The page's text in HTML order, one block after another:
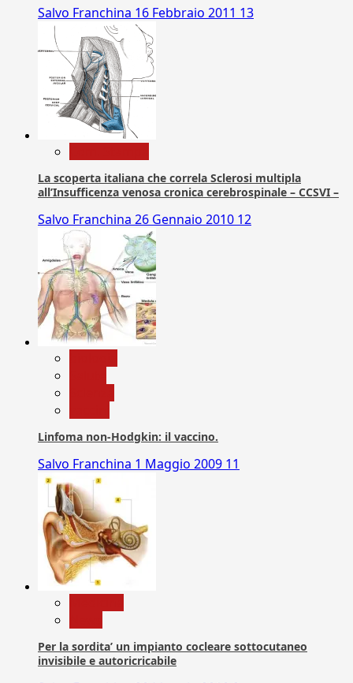
Salvo Franchina 16 Febbraio 2011 13
La scoperta italiana che correla Sclerosi multipla
all’Insufficenza venosa cronica cerebrospinale – CCSVI –
Salvo Franchina 26 Gennaio 2010 12
Linfoma non-Hodgkin: il vaccino.
Salvo Franchina 1 Maggio 2009 11
Per la sordita’ un impianto cocleare sottocutaneo
invisibile e autoricricabile